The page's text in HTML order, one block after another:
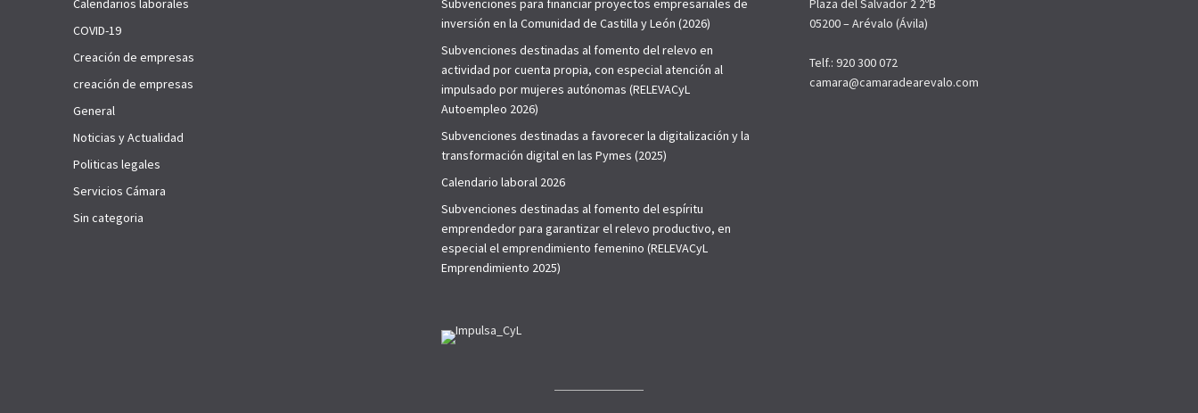
Calendarios laborales
COVID-19
Creación de empresas
creación de empresas
General
Noticias y Actualidad
Politicas legales
Servicios Cámara
Sin categoria
Subvenciones para financiar proyectos empresariales de
inversión en la Comunidad de Castilla y León (2026)
Subvenciones destinadas al fomento del relevo en
actividad por cuenta propia, con especial atención al
impulsado por mujeres autónomas (RELEVACyL
Autoempleo 2026)
Subvenciones destinadas a favorecer la digitalización y la
transformación digital en las Pymes (2025)
Calendario laboral 2026
Subvenciones destinadas al fomento del espíritu
emprendedor para garantizar el relevo productivo, en
especial el emprendimiento femenino (RELEVACyL
Emprendimiento 2025)
Plaza del Salvador 2 2ºB
05200 – Arévalo (Ávila)
Telf.: 920 300 072
camara@camaradearevalo.com